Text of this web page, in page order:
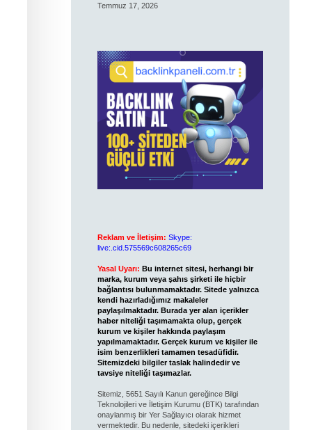
Temmuz 17, 2026
Reklam ve İletişim: Skype:
live:.cid.575569c608265c69
Yasal Uyarı: Bu internet sitesi, herhangi bir
marka, kurum veya şahıs şirketi ile hiçbir
bağlantısı bulunmamaktadır. Sitede yalnızca
kendi hazırladığımız makaleler
paylaşılmaktadır. Burada yer alan içerikler
haber niteliği taşımamakta olup, gerçek
kurum ve kişiler hakkında paylaşım
yapılmamaktadır. Gerçek kurum ve kişiler ile
isim benzerlikleri tamamen tesadüfidir.
Sitemizdeki bilgiler taslak halindedir ve
tavsiye niteliği taşımazlar.
Sitemiz, 5651 Sayılı Kanun gereğince Bilgi
Teknolojileri ve İletişim Kurumu (BTK) tarafından
onaylanmış bir Yer Sağlayıcı olarak hizmet
vermektedir. Bu nedenle, sitedeki içerikleri